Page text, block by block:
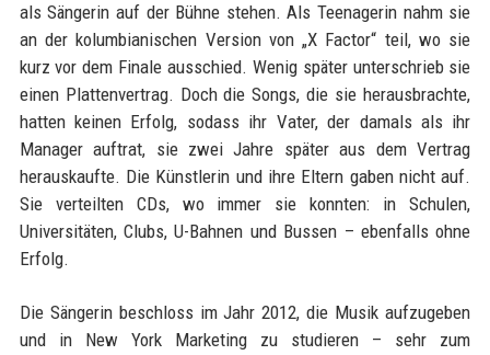
als Sängerin auf der Bühne stehen. Als Teenagerin nahm sie
an der kolumbianischen Version von „X Factor“ teil, wo sie
kurz vor dem Finale ausschied. Wenig später unterschrieb sie
einen Plattenvertrag. Doch die Songs, die sie herausbrachte,
hatten keinen Erfolg, sodass ihr Vater, der damals als ihr
Manager auftrat, sie zwei Jahre später aus dem Vertrag
herauskaufte. Die Künstlerin und ihre Eltern gaben nicht auf.
Sie verteilten CDs, wo immer sie konnten: in Schulen,
Universitäten, Clubs, U-Bahnen und Bussen – ebenfalls ohne
Erfolg.
Die Sängerin beschloss im Jahr 2012, die Musik aufzugeben
und in New York Marketing zu studieren – sehr zum